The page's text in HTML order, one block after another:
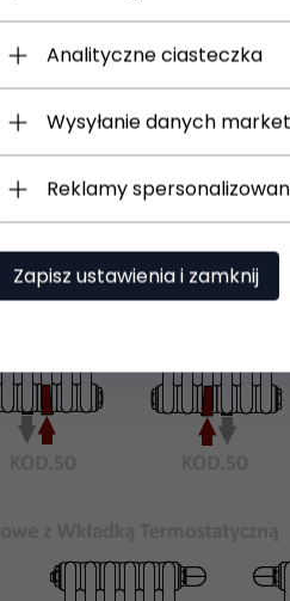
Analityczne ciasteczka
Wysyłanie danych
Reklamy
Zapisz ustawienia i zamknij